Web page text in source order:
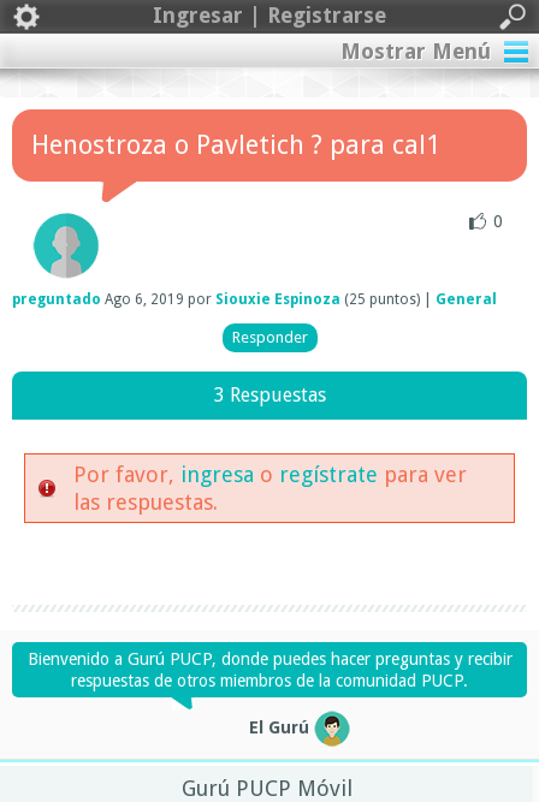
Ingresar | Registrarse
Mostrar Menú
Henostroza o Pavletich ? para cal1
0
preguntado Ago 6, 2019 por Siouxie Espinoza (25 puntos) General
3 Respuestas
Por favor, ingresa o regístrate para ver
las respuestas.
Bienvenido a Gurú PUCP, donde puedes hacer preguntas y recibir
respuestas de otros miembros de la comunidad PUCP.
El Gurú
Gurú PUCP Móvil